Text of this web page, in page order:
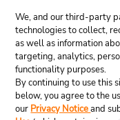
We, and our third-party
technologies to collect,
as well as information
targeting, analytics,
functionality purposes.
By continuing to use this
below, you agree to the
our Privacy Noticeand